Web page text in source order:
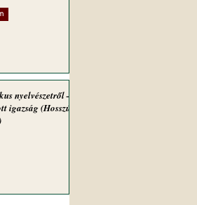
nyelvészetről –
igazság (Hosszú